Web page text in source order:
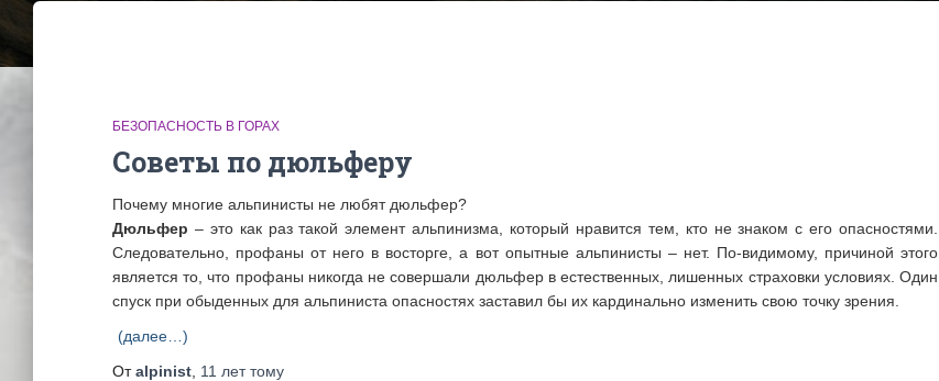
БЕЗОПАСНОСТЬ В ГОРАХ
Советы по дюльферу
Почему многие альпинисты не любят дюльфер?
Дюльфер – это как раз такой элемент альпинизма, который нравится тем, кто не знаком с его опасностями.
Следовательно, профаны от него в восторге, а вот опытные альпинисты – нет. По-видимому, причиной этого
является то, что профаны никогда не совершали дюльфер в естественных, лишенных страховки условиях. Один
спуск при обыденных для альпиниста опасностях заставил бы их кардинально изменить свою точку зрения.
(далее…)
Отalpinist 11 леттому